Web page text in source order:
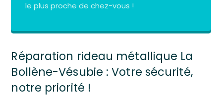
le plus proche de chez-vous !
Réparation rideau métallique La
Bollène-Vésubie : Votre sécurité,
notre priorité !